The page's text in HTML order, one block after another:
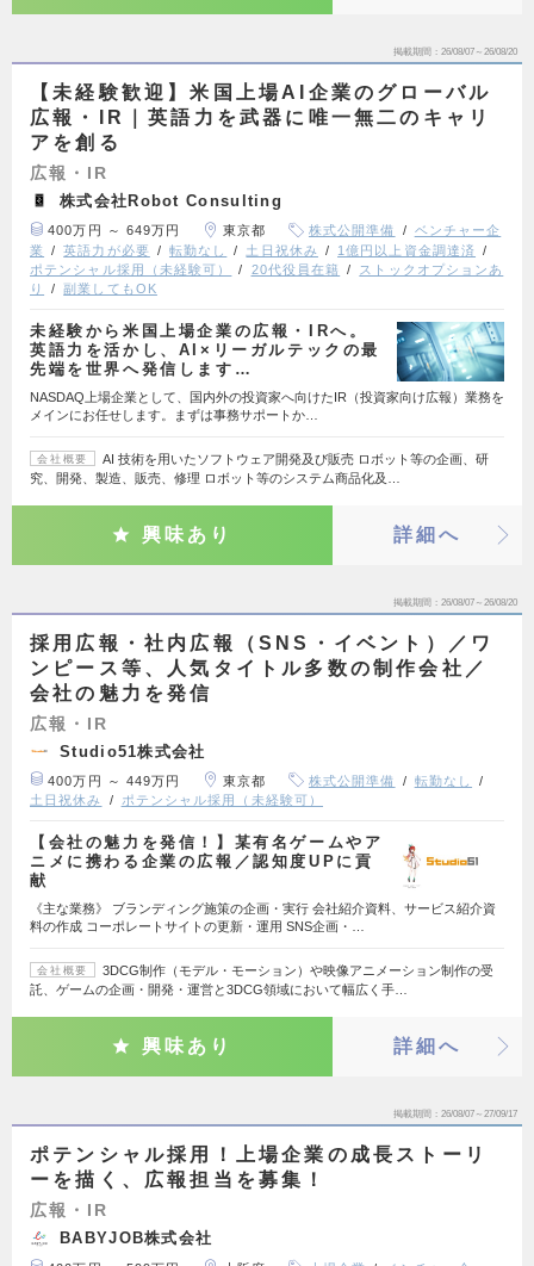
掲載期間 26/08/07～26/08/20
【未経験歓迎】米国上場AI企業のグローバル
広報・IR｜英語力を武器に唯一無二のキャリ
アを創る
広報・IR
株式会社Robot Consulting
400万円 ～ 649万円 東京都 株式公開準備
ベンチャー企
業
英語力が必要 転勤なし 土日祝休み
1億円以上資金調達済
ポテンシャル採用（未経験可）
20代役員在籍
ストックオプションあ
り
副業してもOK
未経験から米国上場企業の広報・IRへ。
英語力を活かし、AI×リーガルテックの最
先端を世界へ発信します…
NASDAQ上場企業として、国内外の投資家へ向けたIR（投資家向け広報）業務を
メインにお任せします。まずは事務サポートか…
会社概要
AI 技術を用いたソフトウェア開発及び販売 ロボット等の企画、研
究、開発、製造、販売、修理 ロボット等のシステム商品化及…
興味あり 詳細へ
掲載期間 26/08/07～26/08/20
採用広報・社内広報（SNS・イベント）／ワ
ンピース等、人気タイトル多数の制作会社／
会社の魅力を発信
広報・IR
Studio51株式会社
400万円 ～ 449万円 東京都 株式公開準備
転勤なし
土日祝休み
ポテンシャル採用（未経験可）
【会社の魅力を発信！】某有名ゲームやア
ニメに携わる企業の広報／認知度UPに貢
献
《主な業務》 ブランディング施策の企画・実行 会社紹介資料、サービス紹介資
料の作成 コーポレートサイトの更新・運用 SNS企画・…
会社概要
3DCG制作（モデル・モーション）や映像アニメーション制作の受
託、ゲームの企画・開発・運営と3DCG領域において幅広く手…
興味あり 詳細へ
掲載期間 26/08/07～27/09/17
ポテンシャル採用！上場企業の成長ストーリ
ーを描く、広報担当を募集！
広報・IR
BABYJOB株式会社